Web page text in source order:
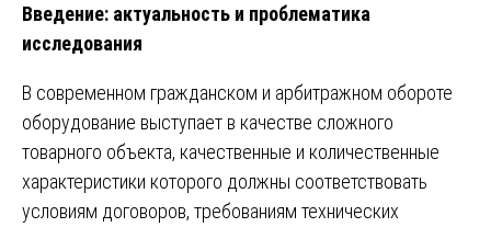
Введение: актуальность и проблематика
исследования
В современном гражданском и арбитражном обороте
оборудование выступает в качестве сложного
товарного объекта, качественные и количественные
характеристики которого должны соответствовать
условиям договоров, требованиям технических